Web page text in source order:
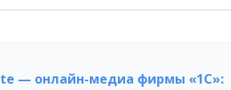
— онлайн-медиа фирмы «1С»: